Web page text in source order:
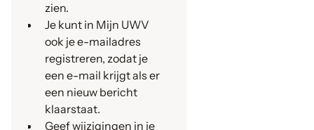
zien.
Je kunt in Mijn UWV
ook je e-mailadres
registreren, zodat je
een e-mail krijgt als er
een nieuw bericht
klaarstaat.
Geef wijzigingen in je